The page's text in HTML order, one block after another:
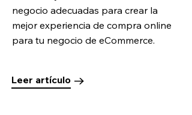
negocio adecuadas para crear la
mejor experiencia de compra online
para tu negocio de eCommerce.
Leer artículo